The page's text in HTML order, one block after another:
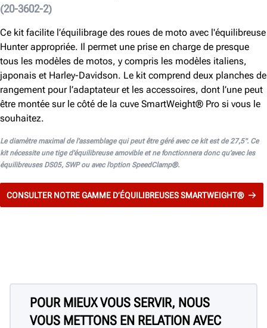
(20-3602-2)
Ce kit facilite l’équilibrage des roues de moto avec l'équilibreuse
Hunter appropriée. Il permet une prise en charge de presque
tous les modèles de motos, y compris les modèles italiens,
japonais et Harley-Davidson. Le kit comprend deux planches de
rangement pour l’adaptateur et les accessoires, dont l’une peut
être montée sur le côté de la cuve SmartWeight® Pro si vous le
souhaitez.
Le diamètre maximal de l'assemblage qui peut être géré avec ce kit est de 27,5". Ce
kit nécessite une tige d’équilibreuse amovible et ne fonctionnera donc qu’avec les
équilibreuses DS05, SWP ou avec l’option SpeedClamp®.
CONSULTER NOTRE GAMME D’ÉQUILIBREUSES SMARTWEIGHT®
POUR MIEUX VOUS SERVIR, NOUS
VOUS METTONS EN RELATION AVEC